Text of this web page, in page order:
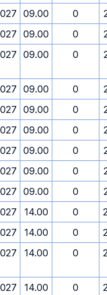
09.00 0
09.00 0
09.00 0
09.00 0
09.00 0
09.00 0
09.00 0
09.00 0
09.00 0
14.00 0
14.00 0
14.00 0
14.00 0